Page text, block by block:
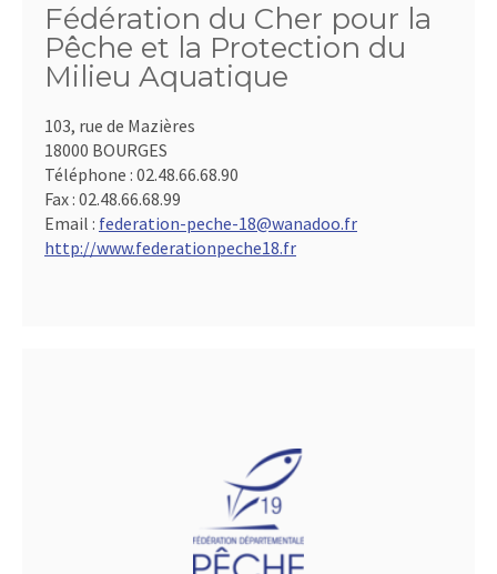
Fédération du Cher pour la
Pêche et la Protection du
Milieu Aquatique
103, rue de Mazières
18000 BOURGES
Téléphone : 02.48.66.68.90
Fax : 02.48.66.68.99
Email : federation-peche-18@wanadoo.fr
http://www.federationpeche18.fr